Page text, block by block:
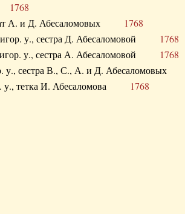
1768
А. и Д. Абесаломовых 1768
у., сестра Д. Абесаломовой 1768
у., сестра А. Абесаломовой 1768
у., сестра В., С., А. и Д. Абесаломовых
у., тетка И. Абесаломова 1768